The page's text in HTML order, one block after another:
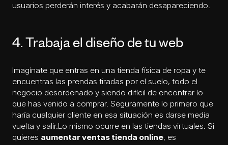
usuarios perderán interés y acabarán desapareciendo.
4. Trabaja el diseño de tu web
Imagínate que entras en una tienda física de ropa y te
encuentras las prendas tiradas por el suelo, todo el
negocio desordenado y siendo difícil de encontrar lo
que has venido a comprar. Seguramente lo primero que
haría cualquier cliente en esa situación es darse media
vuelta y salir.Lo mismo ocurre en las tiendas virtuales. Si
quieres aumentar ventas tienda online, es